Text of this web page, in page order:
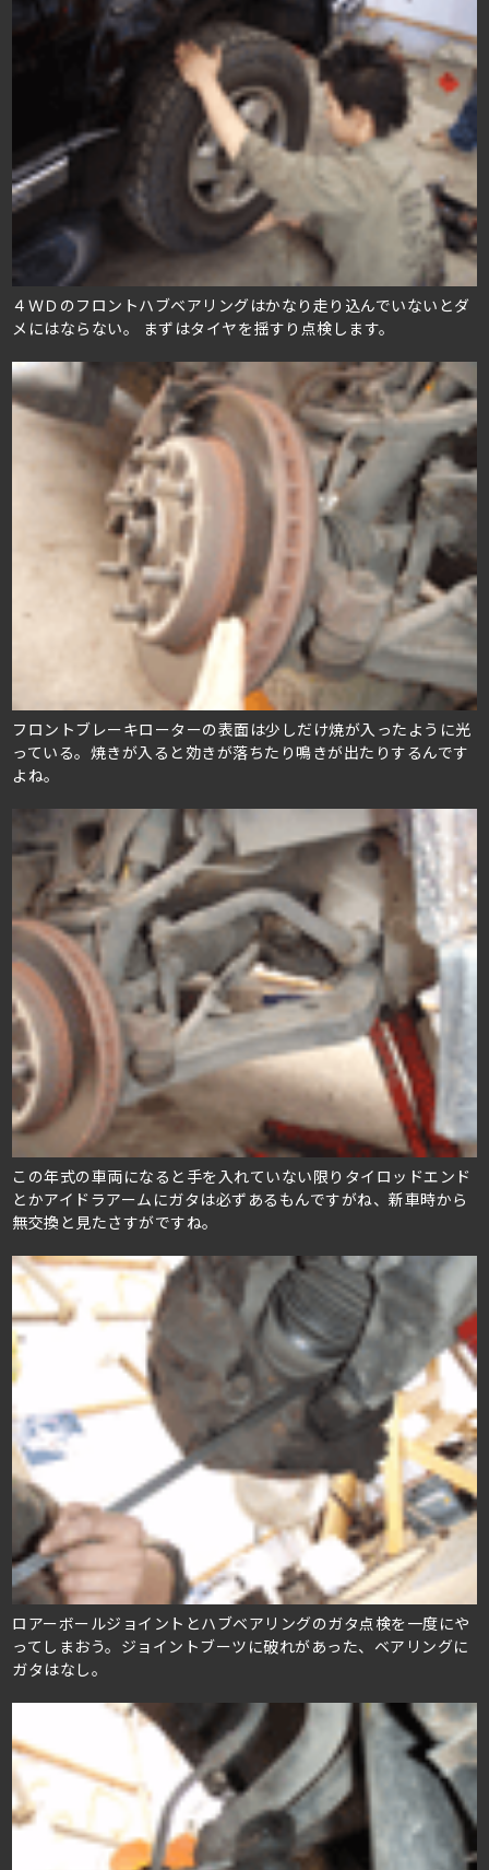
４ＷＤのフロントハブベアリングはかなり走り込んでいないとダ
メにはならない。 まずはタイヤを揺すり点検します。
フロントブレーキローターの表面は少しだけ焼が入ったように光
っている。焼きが入ると効きが落ちたり鳴きが出たりするんです
よね。
この年式の車両になると手を入れていない限りタイロッドエンド
とかアイドラアームにガタは必ずあるもんですがね、新車時から
無交換と見たさすがですね。
ロアーボールジョイントとハブベアリングのガタ点検を一度にや
ってしまおう。ジョイントブーツに破れがあった、ベアリングに
ガタはなし。